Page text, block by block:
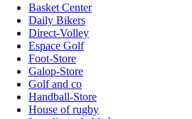
Basket Center
Daily Bikers
Direct-Volley
Espace Golf
Foot-Store
Galop-Store
Golf and co
Handball-Store
House of rugby